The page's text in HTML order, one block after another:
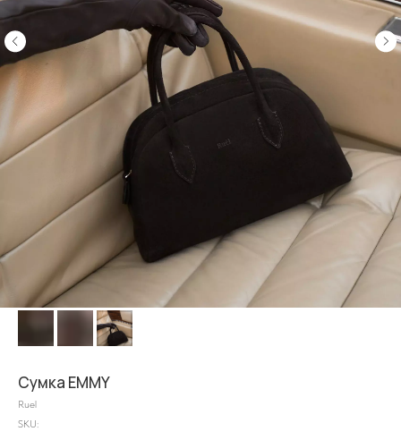
Сумка EMMY
Ruel
SKU: